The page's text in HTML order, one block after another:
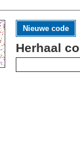
Nieuwe code
Herhaal